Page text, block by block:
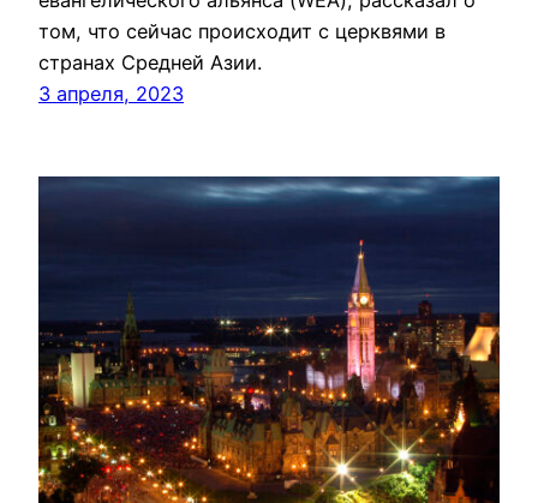
том, что сейчас происходит с церквями в
странах Средней Азии.
3 апреля, 2023